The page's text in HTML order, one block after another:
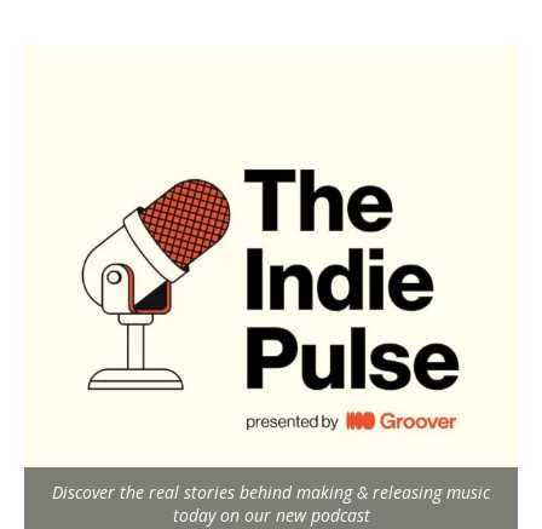
Discover the real stories behind making & releasing music
today on our new podcast